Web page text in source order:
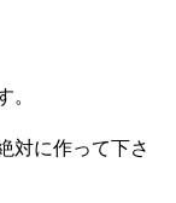
。
対に作って下さ